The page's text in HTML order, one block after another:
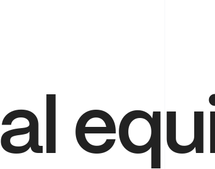
al